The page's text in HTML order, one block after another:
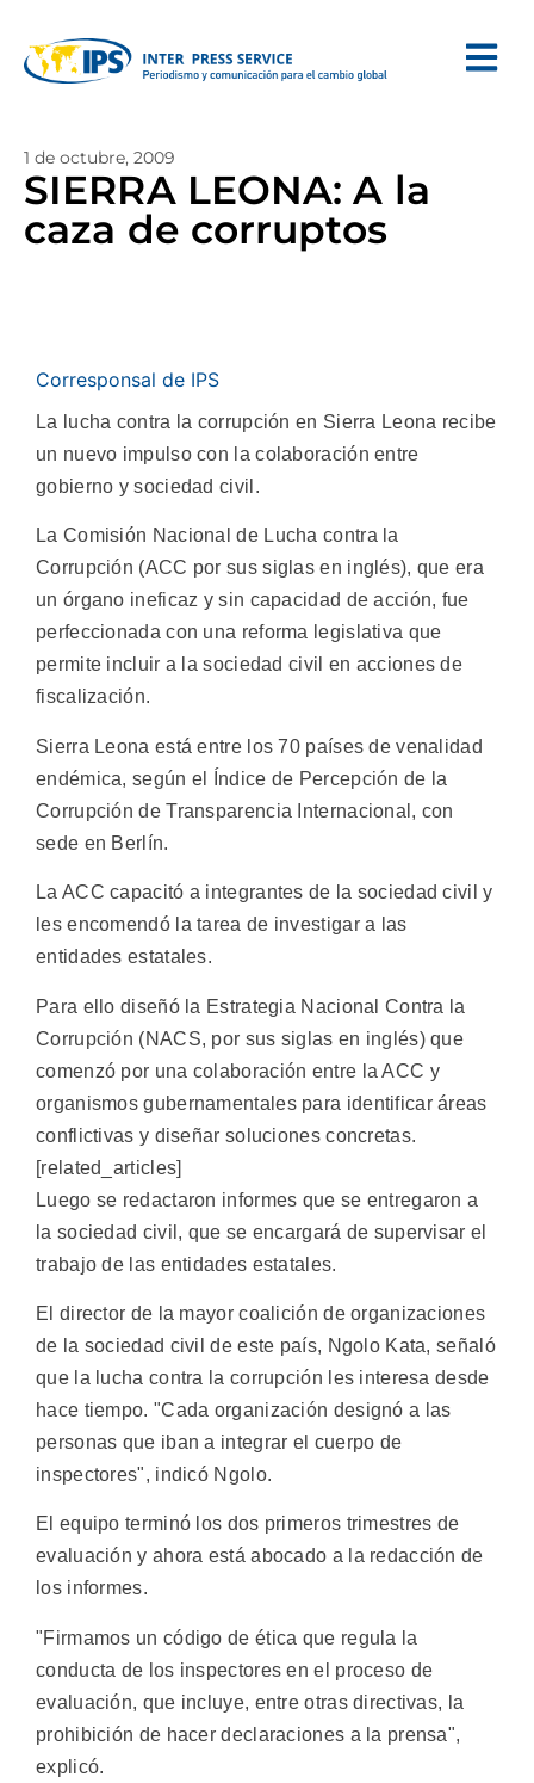
1 de octubre, 2009
SIERRA LEONA: A la
caza de corruptos
Corresponsal de IPS
La lucha contra la corrupción en Sierra Leona recibe
un nuevo impulso con la colaboración entre
gobierno y sociedad civil.
La Comisión Nacional de Lucha contra la
Corrupción (ACC por sus siglas en inglés), que era
un órgano ineficaz y sin capacidad de acción, fue
perfeccionada con una reforma legislativa que
permite incluir a la sociedad civil en acciones de
fiscalización.
Sierra Leona está entre los 70 países de venalidad
endémica, según el Índice de Percepción de la
Corrupción de Transparencia Internacional, con
sede en Berlín.
La ACC capacitó a integrantes de la sociedad civil y
les encomendó la tarea de investigar a las
entidades estatales.
Para ello diseñó la Estrategia Nacional Contra la
Corrupción (NACS, por sus siglas en inglés) que
comenzó por una colaboración entre la ACC y
organismos gubernamentales para identificar áreas
conflictivas y diseñar soluciones concretas.
[related_articles]
Luego se redactaron informes que se entregaron a
la sociedad civil, que se encargará de supervisar el
trabajo de las entidades estatales.
El director de la mayor coalición de organizaciones
de la sociedad civil de este país, Ngolo Kata, señaló
que la lucha contra la corrupción les interesa desde
hace tiempo. "Cada organización designó a las
personas que iban a integrar el cuerpo de
inspectores", indicó Ngolo.
El equipo terminó los dos primeros trimestres de
evaluación y ahora está abocado a la redacción de
los informes.
"Firmamos un código de ética que regula la
conducta de los inspectores en el proceso de
evaluación, que incluye, entre otras directivas, la
prohibición de hacer declaraciones a la prensa",
explicó.